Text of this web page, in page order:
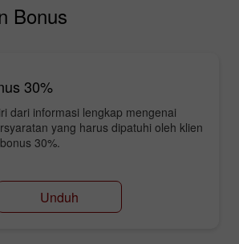
Bonus
30%
dari informasi lengkap mengenai
yang harus dipatuhi oleh klien
30%.
Unduh